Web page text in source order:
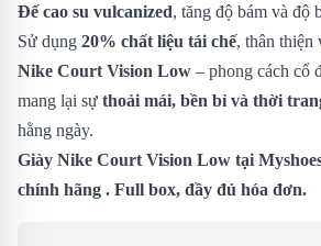
Đế cao su vulcanized, tăng độ bám và độ
Sử dụng 20% chất liệu tái chế, thân thiện
Nike Court Vision Low – phong cách cổ
mang lại sự thoải mái, bền bỉ và thời
hằng ngày.
Giày Nike Court Vision Low tại
chính hãng . Full box, đầy đủ hóa đơn.